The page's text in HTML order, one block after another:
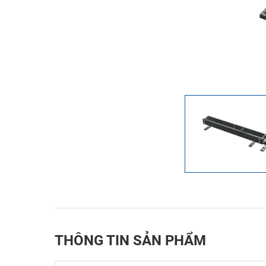
THÔNG TIN SẢN PHẨM